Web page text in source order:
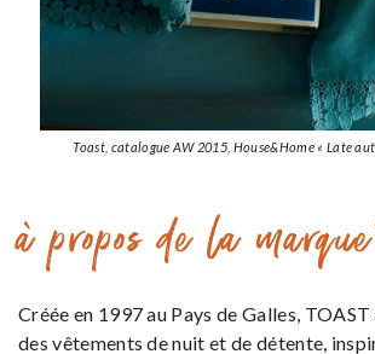
Toast, catalogue AW 2015, House&Home « Late
à propos de la
Créée en 1997 au Pays de Galles,
des vêtements de nuit et de détente,